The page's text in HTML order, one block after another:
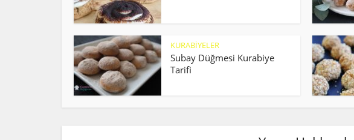
KURABİYELER
Subay Düğmesi Kurabiye
Tarifi